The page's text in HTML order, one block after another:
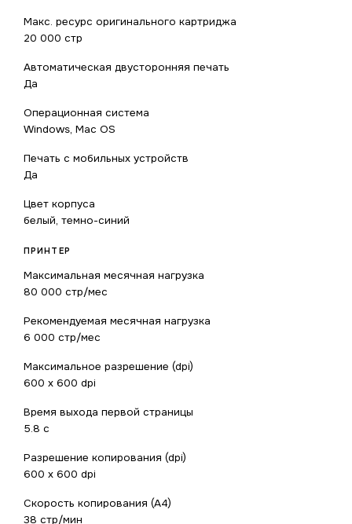
Макс. ресурс оригинального картриджа
20 000 стр
Автоматическая двусторонняя печать
Да
Операционная система
Windows, Mac OS
Печать с мобильных устройств
Да
Цвет корпуса
белый, темно-синий
ПРИНТЕР
Максимальная месячная нагрузка
80 000 стр/мес
Рекомендуемая месячная нагрузка
6 000 стр/мес
Максимальное разрешение (dpi)
600 x 600 dpi
Время выхода первой страницы
5.8 с
Разрешение копирования (dpi)
600 x 600 dpi
Скорость копирования (A4)
38 стр/мин